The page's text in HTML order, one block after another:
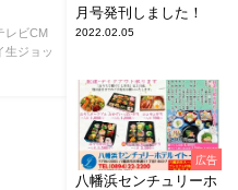
レビCM
生ジョッ
月号発刊しました！
2022.02.05
広告
八幡浜センチュリーホ